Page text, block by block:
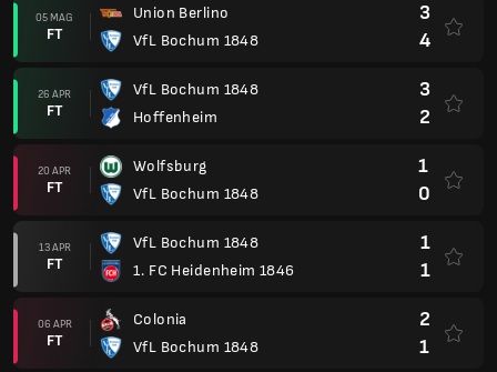
05 MAG
FT
Union Berlino
VfL Bochum 1848
3
4
26 APR
FT
VfL Bochum 1848
Hoffenheim
3
2
20 APR
FT
Wolfsburg
VfL Bochum 1848
1
0
13 APR
FT
VfL Bochum 1848
1. FC Heidenheim 1846
1
1
06 APR
FT
Colonia
VfL Bochum 1848
2
1